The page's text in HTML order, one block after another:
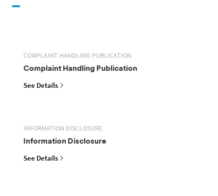
COMPLAINT HANDLING PUBLICATION
Complaint Handling Publication
See Details
INFORMATION DISCLOSURE
Information Disclosure
See Details